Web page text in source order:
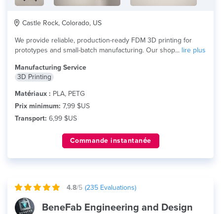
Castle Rock, Colorado, US
We provide reliable, production-ready FDM 3D printing for
prototypes and small-batch manufacturing. Our shop... lire plus
Manufacturing Service
3D Printing
Matériaux : PLA, PETG
Prix minimum: 7,99 $US
Transport: 6,99 $US
Commande instantanée
4.8/5 (235 Evaluations)
BeneFab Engineering and Design